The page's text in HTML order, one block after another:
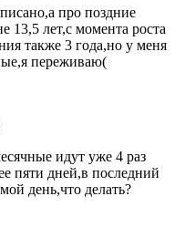
про поздние
13,5 лет,с момента роста
также 3 года,но у меня
переживаю(
идут уже 4 раз
пяти дней,в последний
день,что делать?